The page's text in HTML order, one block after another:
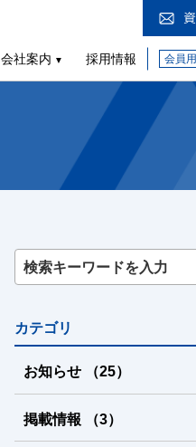
会社案内 採用情報 会員用
カテゴリ
お知らせ （25）
掲載情報 （3）